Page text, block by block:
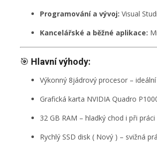
Programování a vývoj: Visual
Kancelářské a běžné aplikace:
🎯 Hlavní výhody:
Výkonný 8jádrový procesor –
Grafická karta NVIDIA Quadro
32 GB RAM – hladký chod i při
Rychlý SSD disk ( Nový ) – svižná